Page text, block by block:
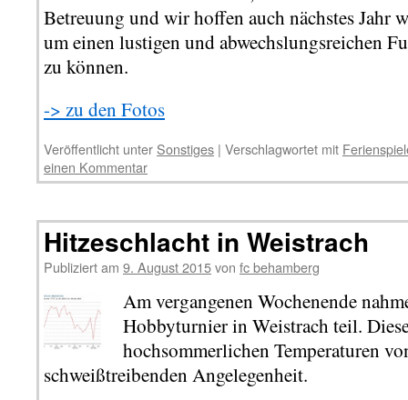
Betreuung und wir hoffen auch nächstes Jahr
um einen lustigen und abwechslungsreichen
zu können.
-> zu den Fotos
Veröffentlicht unter Sonstiges | Verschlagwortet mit
einen Kommentar
Hitzeschlacht in Weistrach
Publiziert am 9. August 2015von fc behamberg
Am vergangenen Wochenende
Hobbyturnier in Weistrach teil.
hochsommerlichen Temperaturen
schweißtreibenden Angelegenheit.